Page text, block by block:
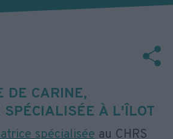
DE CARINE,
SPÉCIALISÉE À L'ÎLOT
spécialisée au CHRS